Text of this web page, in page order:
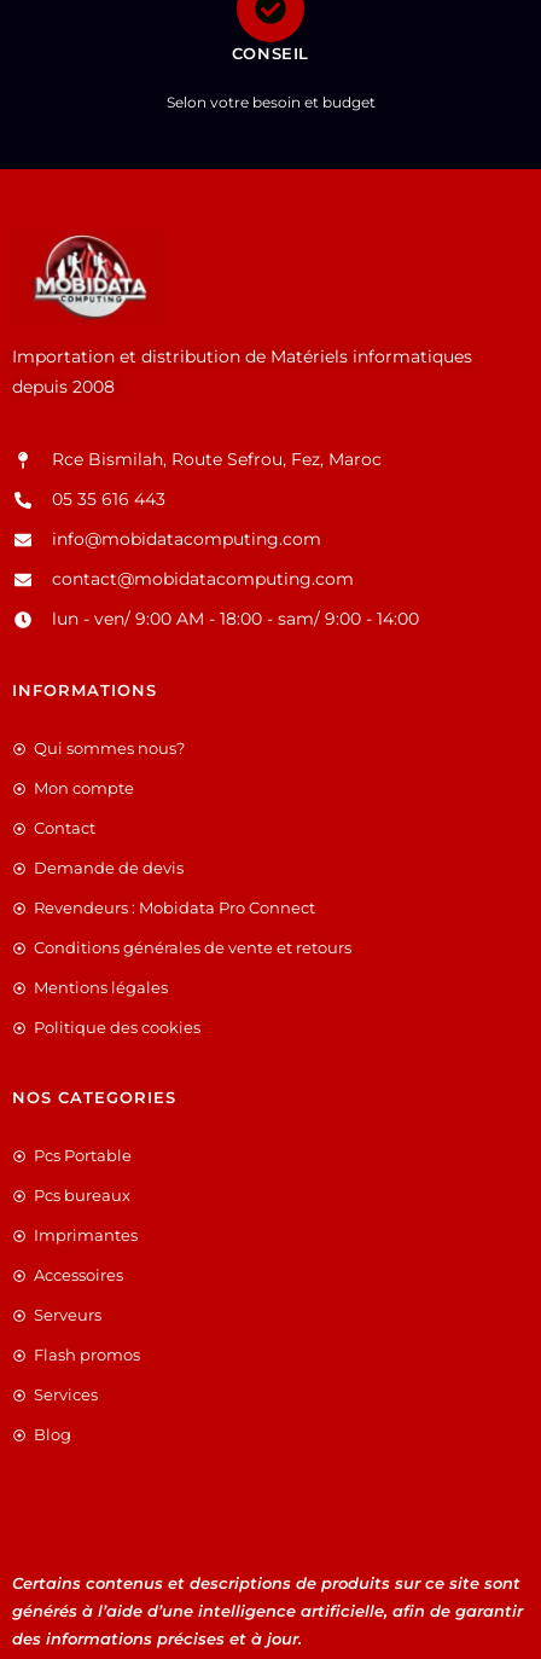
CONSEIL
Selon votre besoin et budget
Importation et distribution de Matériels informatiques
depuis 2008
Rce Bismilah, Route Sefrou, Fez, Maroc
05 35 616 443
info@mobidatacomputing.com
contact@mobidatacomputing.com
lun - ven/ 9:00 AM - 18:00 - sam/ 9:00 - 14:00
INFORMATIONS
Qui sommes nous?
Mon compte
Contact
Demande de devis
Revendeurs : Mobidata Pro Connect
Conditions générales de vente et retours
Mentions légales
Politique des cookies
NOS CATEGORIES
Pcs Portable
Pcs bureaux
Imprimantes
Accessoires
Serveurs
Flash promos
Services
Blog
Certains contenus et descriptions de produits sur ce site sont
générés à l’aide d’une intelligence artificielle, afin de garantir
des informations précises et à jour.